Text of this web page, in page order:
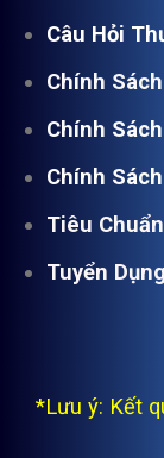
Câu Hỏi
Chính
Chính
Chính
Tiêu
Tuyển Dụng
*Lưu ý: Kết